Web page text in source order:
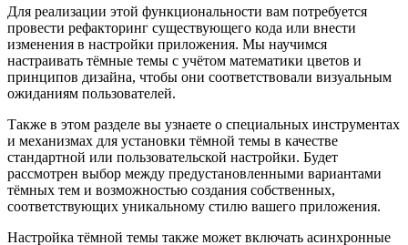
Для реализации этой функциональности вам потребуется
провести рефакторинг существующего кода или внести
изменения в настройки приложения. Мы научимся
настраивать тёмные темы с учётом математики цветов и
принципов дизайна, чтобы они соответствовали визуальным
ожиданиям пользователей.
Также в этом разделе вы узнаете о специальных инструментах
и механизмах для установки тёмной темы в качестве
стандартной или пользовательской настройки. Будет
рассмотрен выбор между предустановленными вариантами
тёмных тем и возможностью создания собственных,
соответствующих уникальному стилю вашего приложения.
Настройка тёмной темы также может включать асинхронные